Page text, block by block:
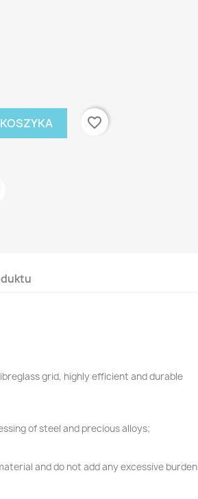
favorite_border
grid, highly efficient and durable
of steel and precious alloys;
and do not add any excessive burden